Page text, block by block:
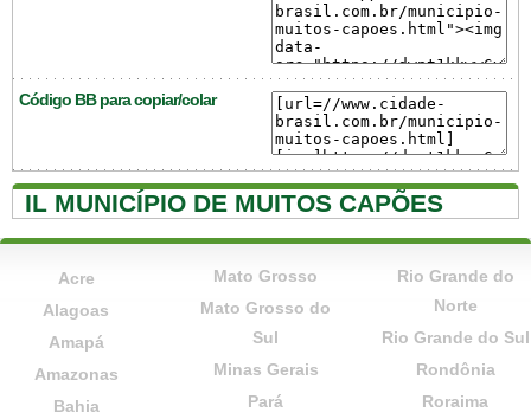
Código BB para copiar/colar
IL MUNICÍPIO DE MUITOS CAPÕES
Acre
Alagoas
Amapá
Amazonas
Bahia
Mato Grosso
Mato Grosso do
Sul
Minas Gerais
Pará
Rio Grande do
Norte
Rio Grande do Sul
Rondônia
Roraima